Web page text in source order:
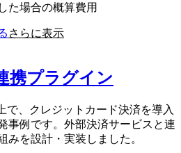
た場合の概算費用
さらに表示
携プラグイン
で、クレジットカード決済を導入
事例です。外部決済サービスと連
みを設計・実装しました。